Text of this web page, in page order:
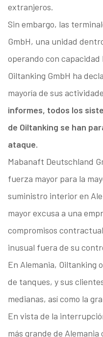
extranjeros.
Sin embargo, las
GmbH, una unidad
operando con capacidad
Oiltanking GmbH ha
mayoría de sus
informes, todos los
de Oiltanking se han
ataque.
Mabanaft Deutschland
fuerza mayor para la
suministro interior en
mayor excusa a una
compromisos
inusual fuera de su
En Alemania, Oiltanking
de tanques, y sus
medianas, así como la
En vista de la
más grande de